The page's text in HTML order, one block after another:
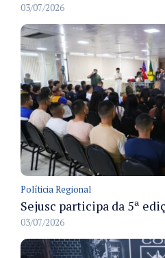
03/07/2026
Políticia Regional
03/07/2026